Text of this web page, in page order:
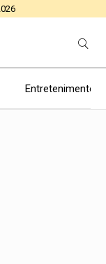
Entretenimento